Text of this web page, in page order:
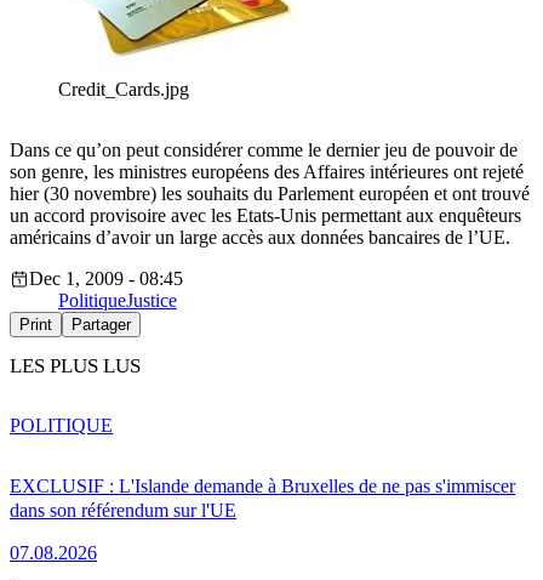
Credit_Cards.jpg
Dans ce qu’on peut considérer comme le dernier jeu de pouvoir de
son genre, les ministres européens des Affaires intérieures ont rejeté
hier (30 novembre) les souhaits du Parlement européen et ont trouvé
un accord provisoire avec les Etats-Unis permettant aux enquêteurs
américains d’avoir un large accès aux données bancaires de l’UE.
Dec 1, 2009 - 08:45
PolitiqueJustice
Print Partager
LES PLUS LUS
EXCLUSIF : L'Islande demande à Bruxelles de ne pas s'immiscer
dans son référendum sur l'UE
07.08.2026
POLITIQUE